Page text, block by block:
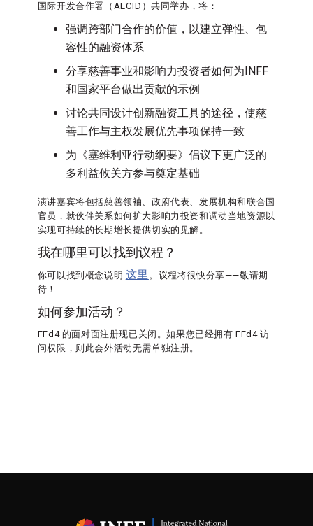
国际开发合作署（AECID）共同举办，将：
强调跨部门合作的价值，以建立弹性、包
容性的融资体系
分享慈善事业和影响力投资者如何为INFF
和国家平台做出贡献的示例
讨论共同设计创新融资工具的途径，使慈
善工作与主权发展优先事项保持一致
为《塞维利亚行动纲要》倡议下更广泛的
多利益攸关方参与奠定基础
演讲嘉宾将包括慈善领袖、政府代表、发展机构和联合国
官员，就伙伴关系如何扩大影响力投资和调动当地资源以
实现可持续的长期增长提供切实的见解。
我在哪里可以找到议程？
你可以找到概念说明 这里 。议程将很快分享——敬请期
待！
如何参加活动？
FFd4 的面对面注册现已关闭。如果您已经拥有 FFd4 访
问权限，则此会外活动无需单独注册。